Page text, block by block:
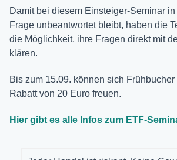
Damit bei diesem Einsteiger-Seminar
Frage unbeantwortet bleibt, haben die
die Möglichkeit, ihre Fragen direkt mit
klären.
Bis zum 15.09. können sich
Rabatt von 20 Euro freuen.
Hier gibt es alle Infos zum ETF-